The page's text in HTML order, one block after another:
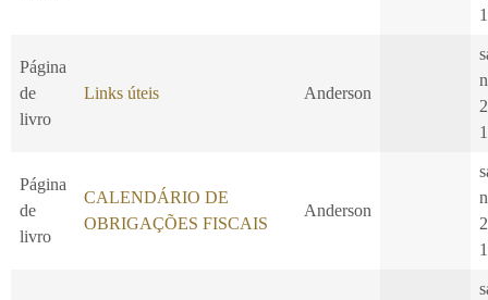
Página
de
livro
Links úteis Anderson
Página
de
livro
CALENDÁRIO DE
OBRIGAÇÕES FISCAIS
Anderson